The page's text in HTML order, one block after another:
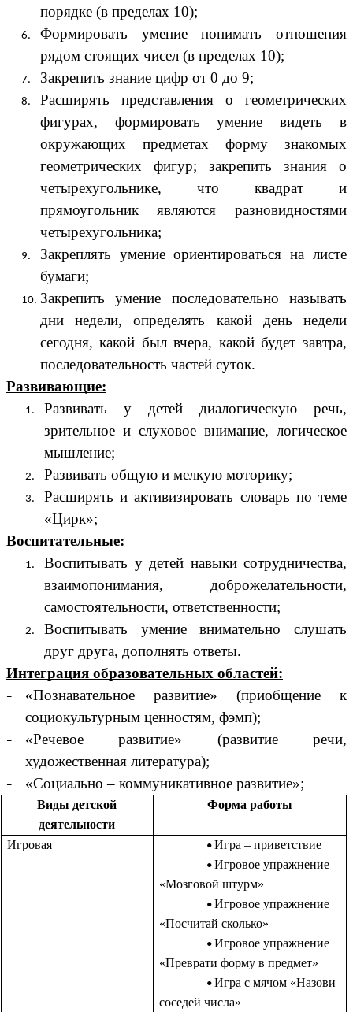
порядке (в пределах 10);
Формировать умение понимать отношения
рядом стоящих чисел (в пределах 10);
Закрепить знание цифр от 0 до 9;
Расширять представления о геометрических
фигурах, формировать умение видеть в
окружающих предметах форму знакомых
геометрических фигур; закрепить знания о
четырехугольнике, что квадрат и
прямоугольник являются разновидностями
четырехугольника;
Закреплять умение ориентироваться на листе
бумаги;
Закрепить умение последовательно называть
дни недели, определять какой день недели
сегодня, какой был вчера, какой будет завтра,
последовательность частей суток.
Развивающие:
Развивать у детей диалогическую речь,
зрительное и слуховое внимание, логическое
мышление;
Развивать общую и мелкую моторику;
Расширять и активизировать словарь по теме
«Цирк»;
Воспитательные:
Воспитывать у детей навыки сотрудничества,
взаимопонимания, доброжелательности,
самостоятельности, ответственности;
Воспитывать умение внимательно слушать
друг друга, дополнять ответы.
Интеграция образовательных областей:
«Познавательное развитие» (приобщение к
социокультурным ценностям, фэмп);
«Речевое развитие» (развитие речи,
художественная литература);
«Социально – коммуникативное развитие»;
Виды детской
деятельности
Форма работы
Игровая
Игра – приветствие
Игровое упражнение
«Мозговой штурм»
Игровое упражнение
«Посчитай сколько»
Игровое упражнение
«Преврати форму в предмет»
Игра с мячом «Назови
соседей числа»